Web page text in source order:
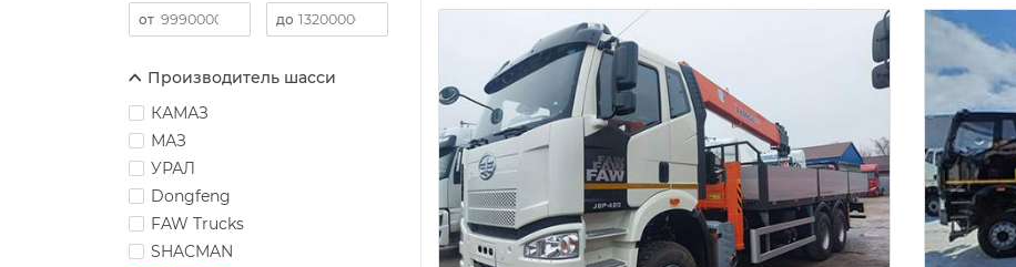
Производитель шасси
КАМАЗ
МАЗ
УРАЛ
Dongfeng
FAW Trucks
SHACMAN